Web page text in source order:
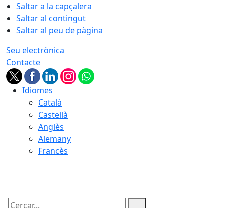
Saltar a la capçalera
Saltar al contingut
Saltar al peu de pàgina
Seu electrònica
Contacte
Idiomes
Català
Castellà
Anglès
Alemany
Francès